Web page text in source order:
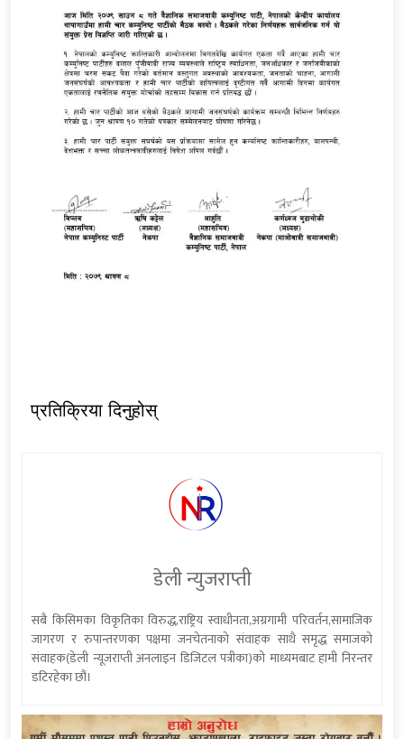
प्रतिक्रिया दिनुहोस्
डेली न्युजराप्ती
सबै किसिमका विकृतिका विरुद्ध,राष्ट्रिय स्वाधीनता,अग्रगामी परिवर्तन,सामाजिक
जागरण र रुपान्तरणका पक्षमा जनचेतनाको संवाहक साथै समृद्ध समाजको
संवाहक(डेली न्यूजराप्ती अनलाइन डिजिटल पत्रीका)को माध्यमबाट हामी निरन्तर
डटिरहेका छौं।